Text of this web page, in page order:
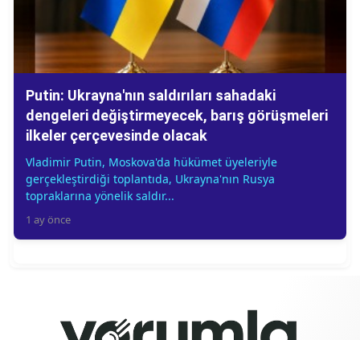
Putin: Ukrayna'nın saldırıları sahadaki
dengeleri değiştirmeyecek, barış görüşmeleri
ilkeler çerçevesinde olacak
Vladimir Putin, Moskova'da hükümet üyeleriyle
gerçekleştirdiği toplantıda, Ukrayna'nın Rusya
topraklarına yönelik saldır...
1 ay önce